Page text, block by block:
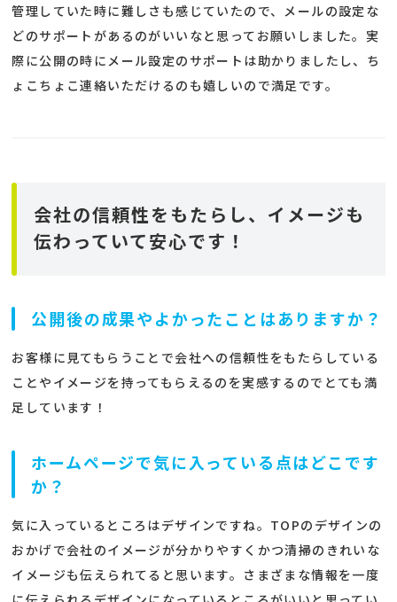
管理していた時に難しさも感じていたので、メールの設定な
どのサポートがあるのがいいなと思ってお願いしました。実
際に公開の時にメール設定のサポートは助かりましたし、ち
ょこちょこ連絡いただけるのも嬉しいので満足です。
会社の信頼性をもたらし、イメージも
伝わっていて安心です！
公開後の成果やよかったことはありますか？
お客様に見てもらうことで会社への信頼性をもたらしている
ことやイメージを持ってもらえるのを実感するのでとても満
足しています！
ホームページで気に入っている点はどこです
か？
気に入っているところはデザインですね。TOPのデザインの
おかげで会社のイメージが分かりやすくかつ清掃のきれいな
イメージも伝えられてると思います。さまざまな情報を一度